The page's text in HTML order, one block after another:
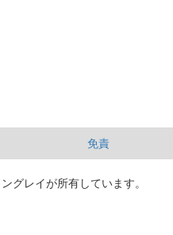
免責
グレイが所有しています。